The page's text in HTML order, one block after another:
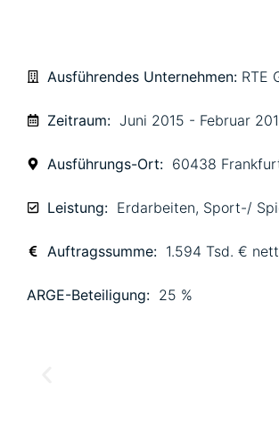
Ausführendes Unternehmen: RTE
Zeitraum:Juni 2015 - Februar
Ausführungs-Ort:60438
Leistung: Erdarbeiten, Sport-/
Auftragssumme:1.594 Tsd. €
ARGE-Beteiligung: 25 %